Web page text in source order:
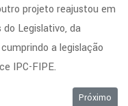
projeto reajustou em
Legislativo, da
a legislação
IPC-FIPE.
PARA COMEÇAR SEUPróximo
Próximo